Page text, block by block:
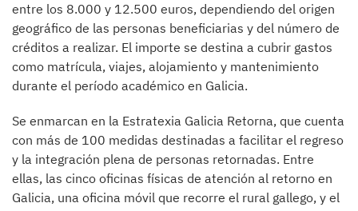
entre los 8.000 y 12.500 euros, dependiendo del origen
geográfico de las personas beneficiarias y del número de
créditos a realizar. El importe se destina a cubrir gastos
como matrícula, viajes, alojamiento y mantenimiento
durante el período académico en Galicia.
Se enmarcan en la Estratexia Galicia Retorna, que cuenta
con más de 100 medidas destinadas a facilitar el regreso
y la integración plena de personas retornadas. Entre
ellas, las cinco oficinas físicas de atención al retorno en
Galicia, una oficina móvil que recorre el rural gallego, y el